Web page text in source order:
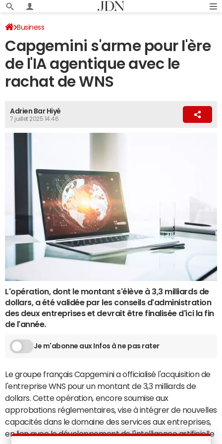
Business
Capgemini s'arme pour l'ère
de l'IA agentique avec le
rachat de WNS
Adrien Bar Hiyé
7 juillet 2025 14:46
L'opération, dont le montant s'élève à 3,3 milliards de
dollars, a été validée par les conseils d'administration
des deux entreprises et devrait être finalisée d'ici la fin
de l'année.
Je m'abonne aux Infos à ne pas rater
Le groupe français Capgemini a officialisé l'acquisition de
l'entreprise WNS pour un montant de 3,3 milliards de
dollars. Cette opération, encore soumise aux
approbations réglementaires, vise à intégrer de nouvelles
capacités dans le domaine des services aux entreprises,
en lien avec le développement de l'intelligence artificielle